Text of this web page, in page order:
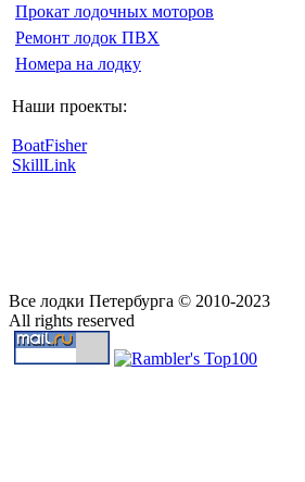
Прокат лодочных моторов
Ремонт лодок ПВХ
Номера на лодку
Наши проекты:
BoatFisher
SkillLink
Все лодки Петербурга © 2010-2023
All rights reserved